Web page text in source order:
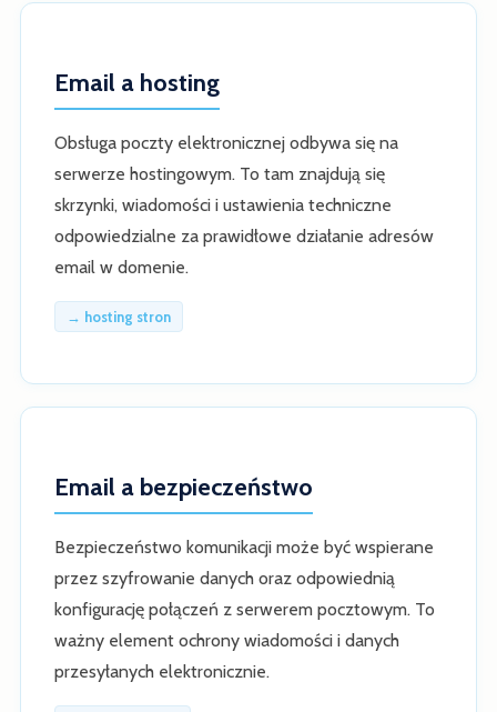
Email a hosting
Obsługa poczty elektronicznej odbywa się na
serwerze hostingowym. To tam znajdują się
skrzynki, wiadomości i ustawienia techniczne
odpowiedzialne za prawidłowe działanie adresów
email w domenie.
→ hosting stron
Email a bezpieczeństwo
Bezpieczeństwo komunikacji może być wspierane
przez szyfrowanie danych oraz odpowiednią
konfigurację połączeń z serwerem pocztowym. To
ważny element ochrony wiadomości i danych
przesyłanych elektronicznie.